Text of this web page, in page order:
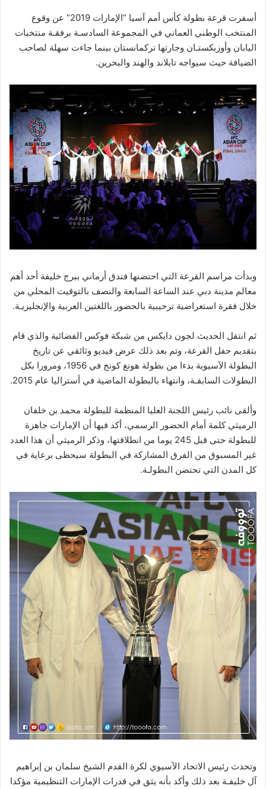
أسفرت قرعة بطولة كأس أمم آسيا “الإمارات 2019” عن وقوع
المنتخب الوطني العماني في المجموعة السادسـة برفقـة منتخبات
اليابان وأوزبكستـان وجارتها تركمانستان بينما جاءت سهلة لصاحب
الضيافة حيث سيواجه تايلاند والهند والبحرين.
وبدأت مراسم القرعة التي احتضنها فندق أرماني ببرج خليفة أحد أهم
معالم مدينة دبي عند الساعة السابعة والنصف بالتوقيت المحلي من
خلال فقرة استعراضية ترحيبية بالحضور باللغتين العربية والإنجليزيـة.
ثم انتقل الحديث لجون دايكس من شبكة فوكس الفضائية والذي قام
بتقديم حفل القرعة، وتم بعد ذلك عرض فيديو وثائقي عن تاريخ
البطولة الآسيوية بدءا من بطولة هونغ كونج في 1956، ومرورا بكل
البطولات السابقـة، وانتهاء بالبطولة الماضية في أستراليا عام 2015.
وألقى نائب رئيس اللجنة العليا المنظمة للبطولة محمد بن خلفان
الرميثي كلمة أمام الحضور الرسمي، أكد فيها أن الإمارات جاهزة
للبطولة حتى قبل 245 يوما من انطلاقتها، وذكر الرميثي أن هذا العدد
غير المسبوق من الفرق المشاركة في البطولة سيحظى برعاية في
كل المدن التي تحتضن البطولـة.
وتحدث رئيس الاتحاد الآسيوي لكرة القدم الشيخ سلمان بن إبراهيم
آل خليفـة بعد ذلك وأكد بأنه يثق في قدرات الإمارات التنظيمية مؤكدا